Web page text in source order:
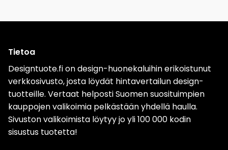
Tietoa
Designtuote.fi on design-huonekaluihin erikoistunut
verkkosivusto, josta löydät hintavertailun design-
tuotteille. Vertaat helposti Suomen suosituimpien
kauppojen valikoimia pelkästään yhdellä haulla.
Sivuston valikoimista löytyy jo yli 100 000 kodin
sisustus tuotetta!